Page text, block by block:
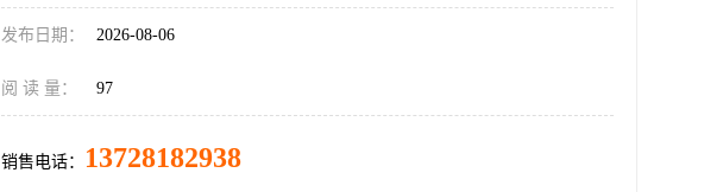
发布日期： 2026-08-06
阅 读 量： 97
销售电话： 13728182938